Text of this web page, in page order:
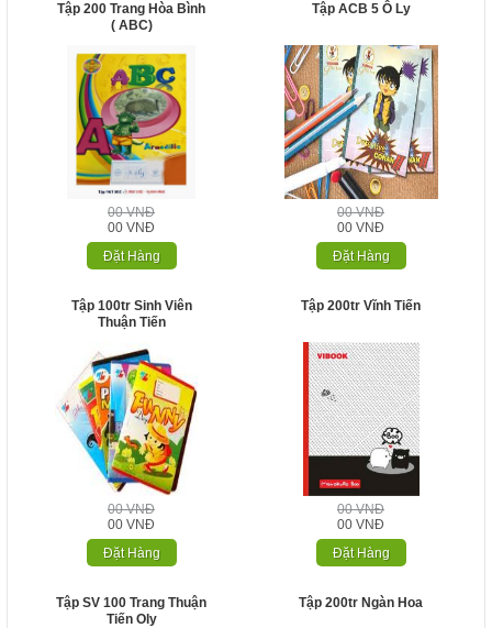
Tập 200 Trang Hòa Bình
( ABC)
00 VNĐ
00 VNĐ
Đặt Hàng
Tập ACB 5 Ô Ly
00 VNĐ
00 VNĐ
Đặt Hàng
Tập 100tr Sinh Viên
Thuận Tiến
00 VNĐ
00 VNĐ
Đặt Hàng
Tập 200tr Vĩnh Tiến
00 VNĐ
00 VNĐ
Đặt Hàng
Tập SV 100 Trang Thuận
Tiến Oly
Tập 200tr Ngàn Hoa